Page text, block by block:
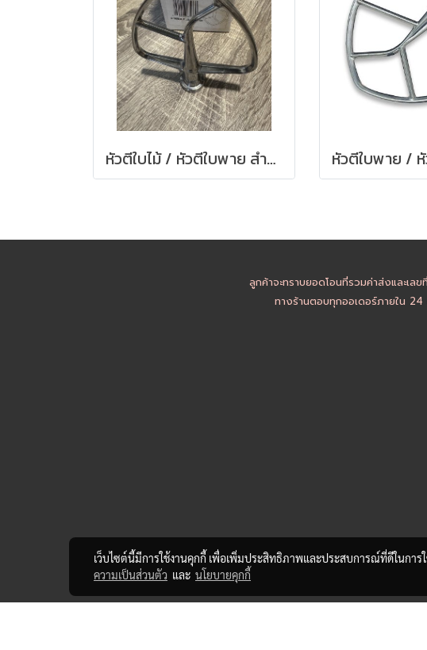
หัวตีใบไม้ / หัวตีใบพาย สำหรับรุ่น Artisan - KitchenAid Flat Beater for 5 Quart Tilt-head Stand Mixers -Burnished
ลูกค้าจะทราบยอดโอนที่รวมค่าส่งและเ
ทางร้านตอบทุกออเดอร์ภายใน
เว็บไซต์นี้มีการใช้งานคุกกี้ เพื่อเพิ่มประสิทธิภาพและประสบการณ์ที่ดีในการ
ความเป็นส่วนตัว และ นโยบายคุกกี้